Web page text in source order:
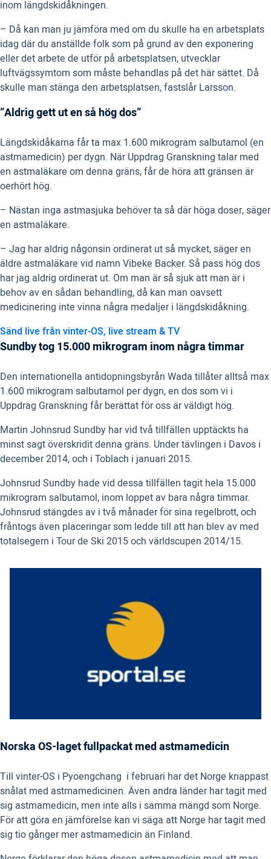
inom längdskidåkningen.
– Då kan man ju jämföra med om du skulle ha en arbetsplats
idag där du anställde folk som på grund av den exponering
eller det arbete de utför på arbetsplatsen, utvecklar
luftvägssymtom som måste behandlas på det här sättet. Då
skulle man stänga den arbetsplatsen, fastslår Larsson.
”Aldrig gett ut en så hög dos”
Längdskidåkarna får ta max 1.600 mikrogram salbutamol (en
astmamedicin) per dygn. När Uppdrag Granskning talar med
en astmaläkare om denna gräns, får de höra att gränsen är
oerhört hög.
– Nästan inga astmasjuka behöver ta så där höga doser, säger
en astmaläkare.
– Jag har aldrig någonsin ordinerat ut så mycket, säger en
äldre astmaläkare vid namn Vibeke Backer. Så pass hög dos
har jag aldrig ordinerat ut. Om man är så sjuk att man är i
behov av en sådan behandling, då kan man oavsett
medicinering inte vinna några medaljer i längdskidåkning.
Sänd live från vinter-OS, live stream & TV
Sundby tog 15.000 mikrogram inom några timmar
Den internationella antidopningsbyrån Wada tillåter alltså max
1.600 mikrogram salbutamol per dygn, en dos som vi i
Uppdrag Granskning får berättat för oss är väldigt hög.
Martin Johnsrud Sundby har vid två tillfällen upptäckts ha
minst sagt överskridit denna gräns. Under tävlingen i Davos i
december 2014, och i Toblach i januari 2015.
Johnsrud Sundby hade vid dessa tillfällen tagit hela 15.000
mikrogram salbutamol, inom loppet av bara några timmar.
Johnsrud stängdes av i två månader för sina regelbrott, och
fråntogs även placeringar som ledde till att han blev av med
totalsegern i Tour de Ski 2015 och världscupen 2014/15.
Norska OS-laget fullpackat med astmamedicin
Till vinter-OS i Pyoengchang i februari har det Norge knappast
snålat med astmamedicinen. Även andra länder har tagit med
sig astmamedicin, men inte alls i samma mängd som Norge.
För att göra en jämförelse kan vi säga att Norge har tagit med
sig tio gånger mer astmamedicin än Finland.